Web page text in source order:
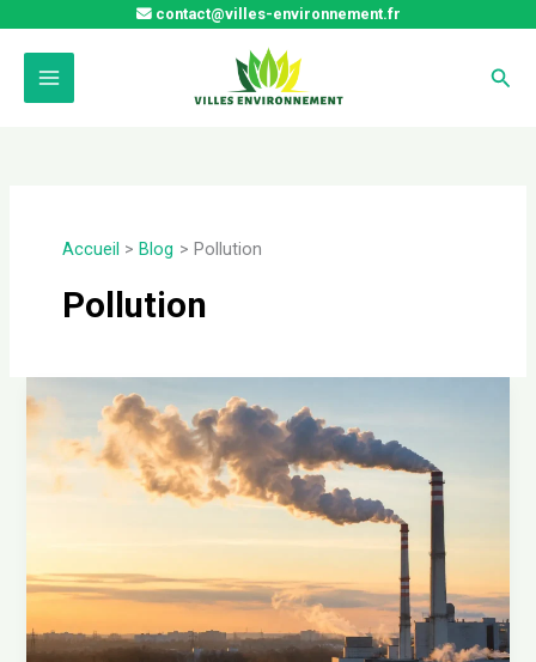
contenu
contact@villes-environnement.fr
Accueil Blog Pollution
Pollution
Comprendre
taxe
sur
polluants
: